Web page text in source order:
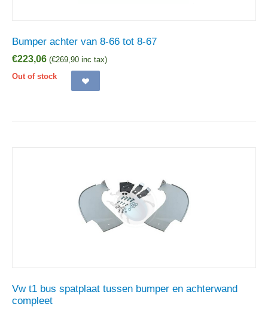
Bumper achter van 8-66 tot 8-67
€223,06 (€269,90 inc tax)
Out of stock
Vw t1 bus spatplaat tussen bumper en achterwand
compleet